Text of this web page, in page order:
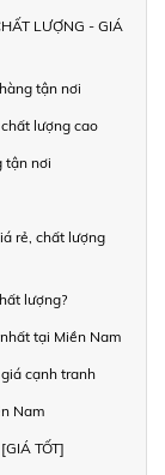
LƯỢNG - GIÁ
tận nơi
lượng cao
tận nơi
rẻ, chất lượng
lượng?
tại Miền Nam
cạnh tranh
Nam
TỐT]